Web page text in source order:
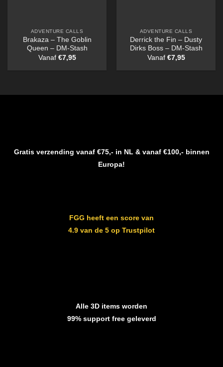
ADVENTURE CALLS
Brakaza – The Goblin
Queen – DM-Stash
Vanaf €7,95
ADVENTURE CALLS
Derrick the Fin – Dusty
Dirks Boss – DM-Stash
Vanaf €7,95
Gratis verzending vanaf €75,- in NL & vanaf €100,- binnen
Europa!
FGG heeft een score van
4.9 van de 5 op Trustpilot
Alle 3D items worden
99% support free geleverd